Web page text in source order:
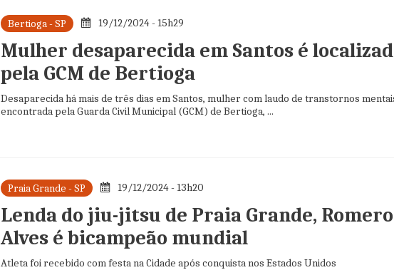
Bertioga - SP 19/12/2024 - 15h29
Mulher desaparecida em Santos é
pela GCM de Bertioga
Desaparecida há mais de três dias em Santos, mulher com laudo de transtornos
encontrada pela Guarda Civil Municipal (GCM) de Bertioga, ...
Praia Grande - SP 19/12/2024 - 13h20
Lenda do jiu-jitsu de Praia Grande, Romero
Alves é bicampeão mundial
Atleta foi recebido com festa na Cidade após conquista nos Estados Unidos